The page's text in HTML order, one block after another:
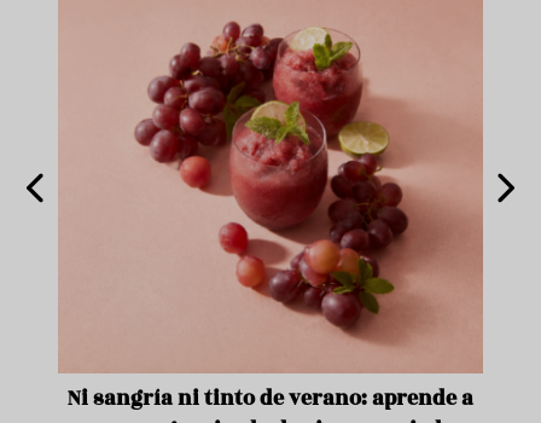
Ni sangría ni tinto de verano: aprende a